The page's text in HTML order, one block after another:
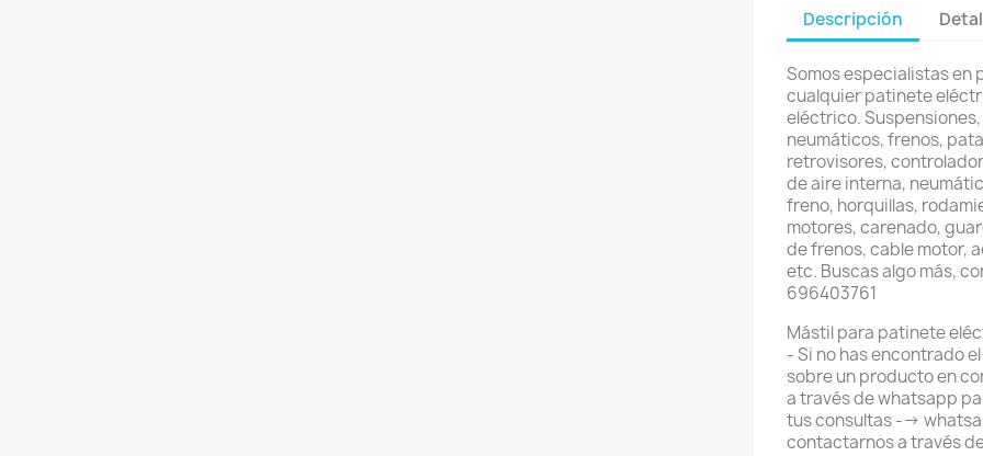
Descripción
Somos especialistas en
cualquier patinete
eléctrico.
neumáticos, frenos,
retrovisores,
de aire interna,
freno, horquillas,
motores, carenado,
de frenos, cable motor,
etc. Buscas algo más,
696403761
Mástil para patinete
- Si no has encontrado
sobre un producto en
a través de whatsapp
tus consultas -->
contactarnos a través